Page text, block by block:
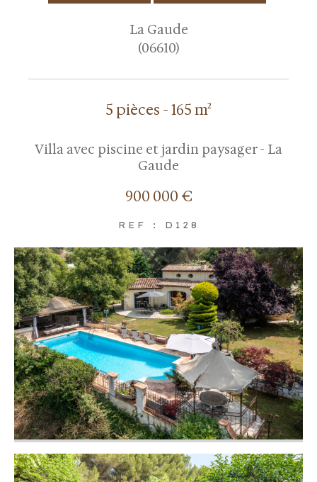
La Gaude
(06610)
5 pièces - 165 m²
Villa avec piscine et jardin paysager - La
Gaude
900 000 €
REF : D128